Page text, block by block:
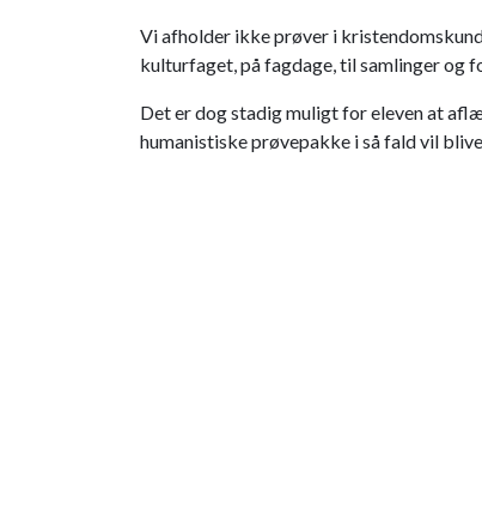
Vi afholder ikke prøver i
kulturfaget, på fagdage, til samlinger og
Det er dog stadig muligt for eleven at
humanistiske prøvepakke i så fald vil